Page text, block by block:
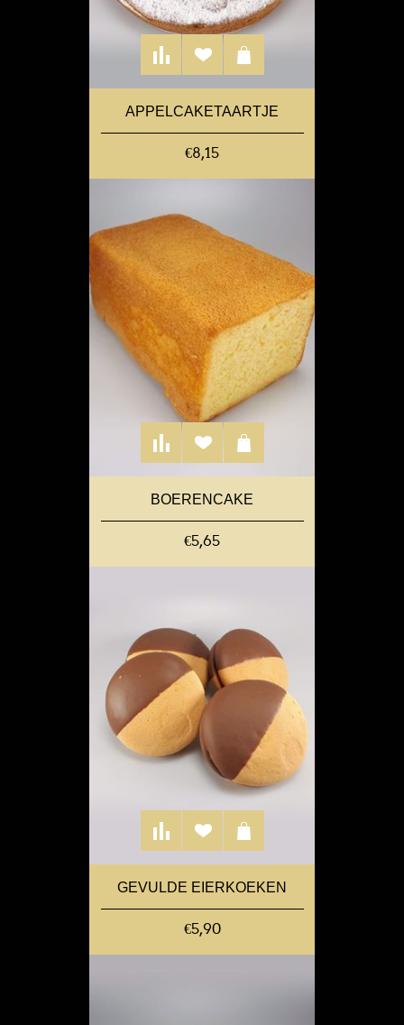
APPELCAKETAARTJE
€8,15
BOERENCAKE
€5,65
GEVULDE EIERKOEKEN
€5,90